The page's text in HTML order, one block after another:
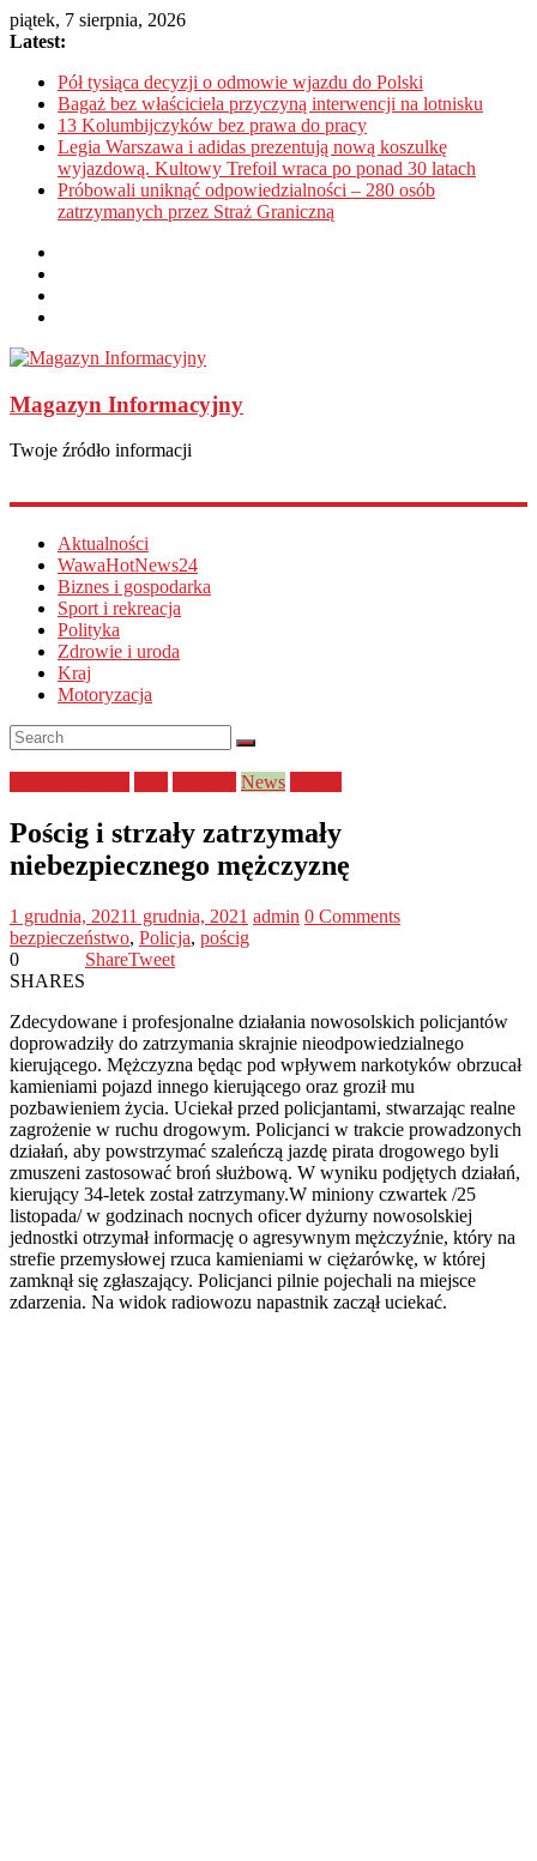
piątek, 7 sierpnia, 2026
Latest:
Pół tysiąca decyzji o odmowie wjazdu do Polski
Bagaż bez właściciela przyczyną interwencji na lotnisku
13 Kolumbijczyków bez prawa do pracy
Legia Warszawa i adidas prezentują nową koszulkę
wyjazdową. Kultowy Trefoil wraca po ponad 30 latach
Próbowali uniknąć odpowiedzialności – 280 osób
zatrzymanych przez Straż Graniczną
Magazyn Informacyjny
Twoje źródło informacji
Aktualności
WawaHotNews24
Biznes i gospodarka
Sport i rekreacja
Polityka
Zdrowie i uroda
Kraj
Motoryzacja
News
Pościg i strzały zatrzymały
niebezpiecznego mężczyznę
1 grudnia, 20211 grudnia, 2021 admin 0 Comments
bezpieczeństwo, Policja, pościg
0
SHARES
ShareTweet
Zdecydowane i profesjonalne działania nowosolskich policjantów
doprowadziły do zatrzymania skrajnie nieodpowiedzialnego
kierującego. Mężczyzna będąc pod wpływem narkotyków obrzucał
kamieniami pojazd innego kierującego oraz groził mu
pozbawieniem życia. Uciekał przed policjantami, stwarzając realne
zagrożenie w ruchu drogowym. Policjanci w trakcie prowadzonych
działań, aby powstrzymać szaleńczą jazdę pirata drogowego byli
zmuszeni zastosować broń służbową. W wyniku podjętych działań,
kierujący 34-letek został zatrzymany.W miniony czwartek /25
listopada/ w godzinach nocnych oficer dyżurny nowosolskiej
jednostki otrzymał informację o agresywnym mężczyźnie, który na
strefie przemysłowej rzuca kamieniami w ciężarówkę, w której
zamknął się zgłaszający. Policjanci pilnie pojechali na miejsce
zdarzenia. Na widok radiowozu napastnik zaczął uciekać.